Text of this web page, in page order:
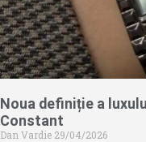
Noua definiție a
Constant
Dan Vardie 29/04/2026